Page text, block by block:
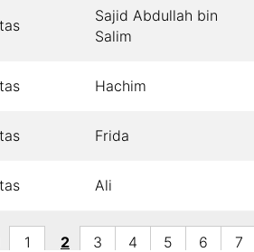
Sajid Abdullah bin
Salim
Hachim
Frida
Ali
Alwie
1 2 3 4 5 6 7